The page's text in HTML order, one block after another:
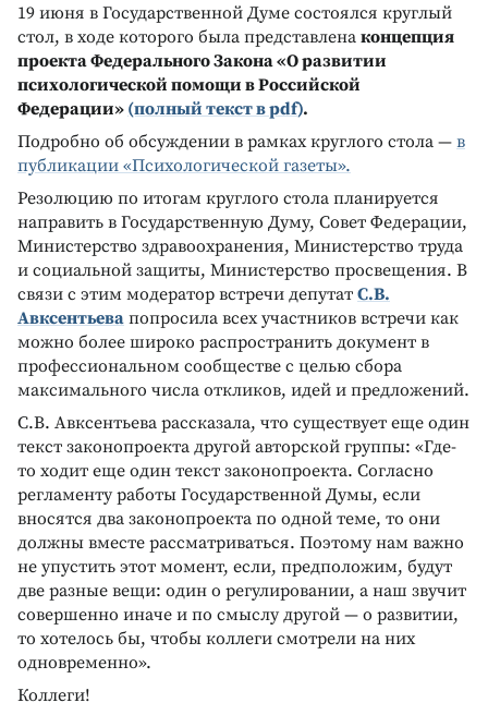
19 июня в Государственной Думе состоялся круглый
стол, в ходе которого была представлена концепция
проекта Федерального Закона «О развитии
психологической помощи в Российской
Федерации» (полный текст вpdf).
Подробно об обсуждении в рамках круглого стола — в
публикации «Психологической газеты».
Резолюцию по итогам круглого стола планируется
направить в Государственную Думу, Совет Федерации,
Министерство здравоохранения, Министерство труда
и социальной защиты, Министерство просвещения. В
связи с этим модератор встречи депутат С.В.
Авксентьева попросила всех участников встречи как
можно более широко распространить документ в
профессиональном сообществе с целью сбора
максимального числа откликов, идей и предложений.
С.В. Авксентьева рассказала, что существует еще один
текст законопроекта другой авторской группы: «Где-
то ходит еще один текст законопроекта. Согласно
регламенту работы Государственной Думы, если
вносятся два законопроекта по одной теме, то они
должны вместе рассматриваться. Поэтому нам важно
не упустить этот момент, если, предположим, будут
две разные вещи: один о регулировании, а наш звучит
совершенно иначе и по смыслу другой — о развитии,
то хотелось бы, чтобы коллеги смотрели на них
одновременно».
Коллеги!